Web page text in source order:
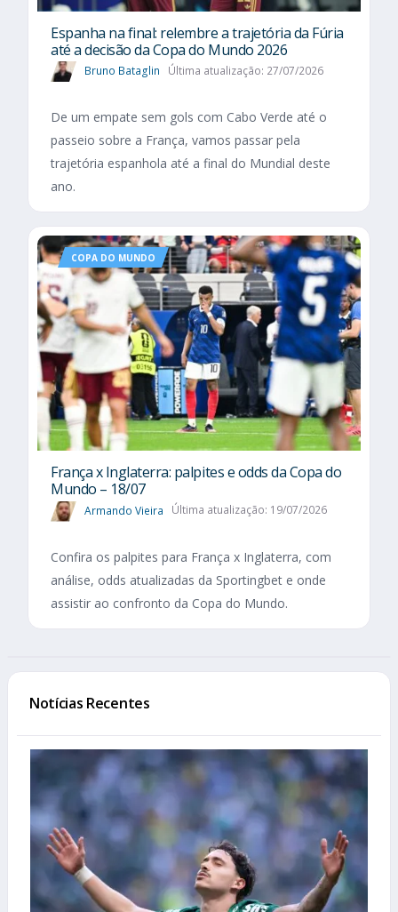
Espanha na final: relembre a trajetória da Fúria
até a decisão da Copa do Mundo 2026
Bruno Bataglin Última atualização: 27/07/2026
De um empate sem gols com Cabo Verde até o
passeio sobre a França, vamos passar pela
trajetória espanhola até a final do Mundial deste
ano.
COPA DO MUNDO
França x Inglaterra: palpites e odds da Copa do
Mundo – 18/07
Armando Vieira Última atualização: 19/07/2026
Confira os palpites para França x Inglaterra, com
análise, odds atualizadas da Sportingbet e onde
assistir ao confronto da Copa do Mundo.
Notícias Recentes